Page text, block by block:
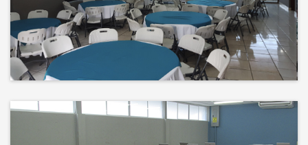
impacto que dejamos en el
camino